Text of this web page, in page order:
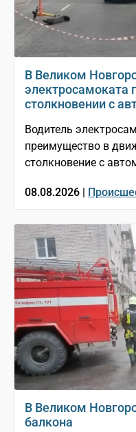
В Великом
электросамоката
столкновении с
Водитель
преимущество в
столкновение с
08.08.2026 |
В Великом
балкона